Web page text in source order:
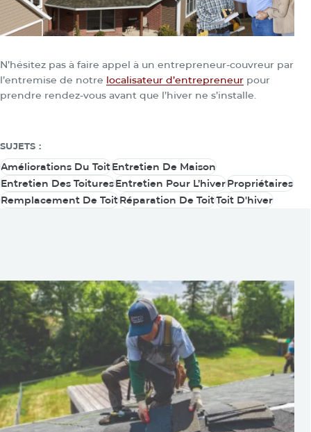
N’hésitez pas à faire appel à un entrepreneur-couvreur par
l’entremise de notre localisateur d’entrepreneur pour
prendre rendez-vous avant que l’hiver ne s’installe.
SUJETS :
Améliorations Du Toit
Améliorations Du Toit
Entretien De Maison
Entretien De Maison
Entretien Des Toitures
Entretien Des Toitures
Entretien Pour L’hiver
Entretien Pour L’hiver
Propriétaires
Propriétaires
Remplacement De ToitRéparation De ToitToit D'hiver